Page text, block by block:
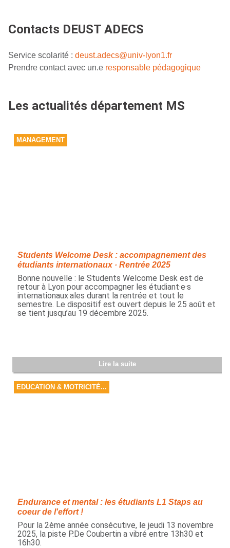
Contacts DEUST ADECS
Service scolarité : deust.adecs@univ-lyon1.fr
Prendre contact avec un.e responsable pédagogique
Les actualités département MS
MANAGEMENT
Students Welcome Desk : accompagnement des
étudiants internationaux · Rentrée 2025
Bonne nouvelle : le Students Welcome Desk est de
retour à Lyon pour accompagner les étudiant·e·s
internationaux·ales durant la rentrée et tout le
semestre. Le dispositif est ouvert depuis le 25 août et
se tient jusqu’au 19 décembre 2025.
Lire la suite
EDUCATION & MOTRICITÉ...
Endurance et mental : les étudiants L1 Staps au
coeur de l'effort !
Pour la 2ème année consécutive, le jeudi 13 novembre
2025, la piste P.De Coubertin a vibré entre 13h30 et
16h30.